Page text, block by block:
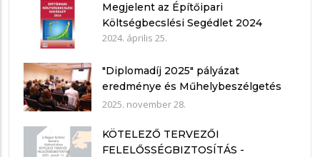
Megjelent az Építőipari
Költségbecslési Segédlet 2024
2024. április 25.
"Diplomadíj 2025" pályázat
eredménye és Műhelybeszélgetés
2025.11.21.
2025. november 28.
KÖTELEZŐ TERVEZŐI
FELELŐSSÉGBIZTOSÍTÁS -